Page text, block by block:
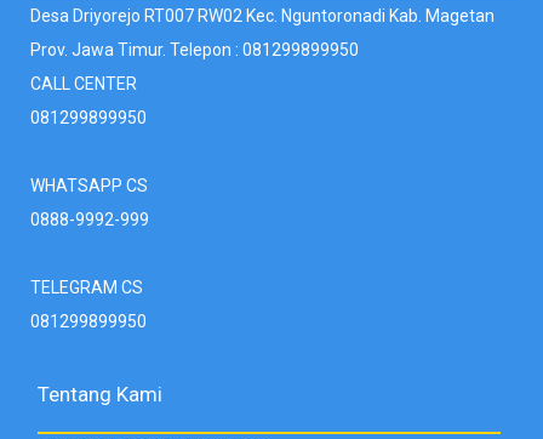
Desa Driyorejo RT007 RW02 Kec. Nguntoronadi Kab. Magetan
Prov. Jawa Timur. Telepon : 081299899950
CALL CENTER
081299899950
WHATSAPP CS
0888-9992-999
TELEGRAM CS
081299899950
Tentang Kami